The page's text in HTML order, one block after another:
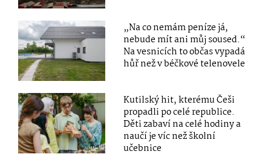
„Na co nemám peníze já,
nebude mít ani můj soused.“
Na vesnicích to občas vypadá
hůř než v béčkové telenovele
Kutilský hit, kterému Češi
propadli po celé republice.
Děti zabaví na celé hodiny a
naučí je víc než školní
učebnice